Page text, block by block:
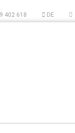
402 618 DE